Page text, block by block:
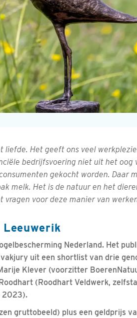
liefde. Het geeft ons veel
bedrijfsvoering niet uit het oog
gekocht worden. Daar
melk. Het is de natuur en het
voor deze manier van
Leeuwerik
Nederland. Het
uit een shortlist van drie
Klever (voorzitter
(Roodhart Veldwerk,
2023).
gruttobeeld) plus een geldprijs